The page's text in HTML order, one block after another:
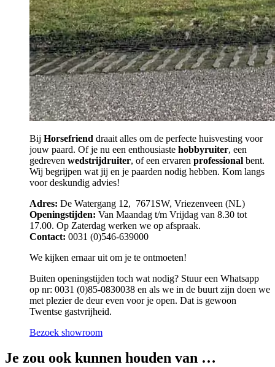
Bij Horsefriend draait alles om de perfecte huisvesting voor
jouw paard. Of je nu een enthousiaste hobbyruiter, een
gedreven wedstrijdruiter, of een ervaren professional bent.
Wij begrijpen wat jij en je paarden nodig hebben. Kom langs
voor deskundig advies!
Adres: De Watergang 12, 7671SW, Vriezenveen (NL)
Openingstijden: Van Maandag t/m Vrijdag van 8.30 tot
17.00. Op Zaterdag werken we op afspraak.
Contact: 0031 (0)546-639000
We kijken ernaar uit om je te ontmoeten!
Buiten openingstijden toch wat nodig? Stuur een Whatsapp
op nr: 0031 (0)85-0830038 en als we in de buurt zijn doen we
met plezier de deur even voor je open. Dat is gewoon
Twentse gastvrijheid.
Bezoek showroom
Je zou ook kunnen houden van …